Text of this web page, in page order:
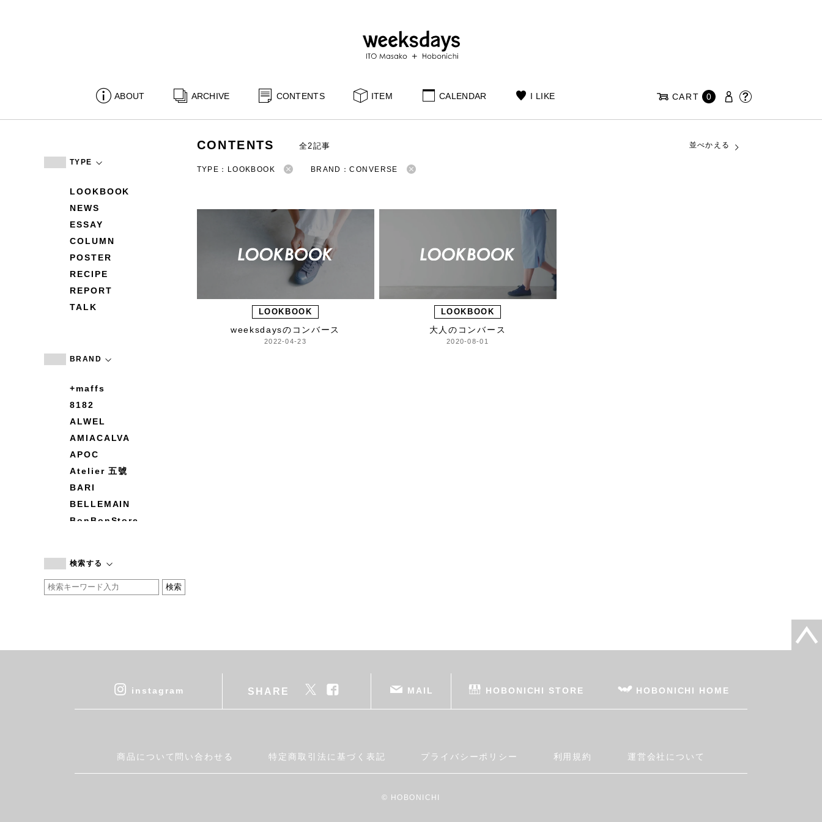
ABOUT ARCHIVE CONTENTS ITEM CALENDAR I LIKE CART 0
TYPE
LOOKBOOK
NEWS
ESSAY
COLUMN
POSTER
RECIPE
REPORT
TALK
BRAND
+maffs
8182
ALWEL
AMIACALVA
APOC
Atelier 五號
BARI
BELLEMAIN
BonBonStore
by basics
CATWORTH
cohan
DEAN & DELUCA
Fatima Morocco
検索する
CONTENTS 全2記事 並べかえる
TYPE：LOOKBOOK BRAND：CONVERSE
LOOKBOOK
weeksdaysのコンバース
2022-04-23
LOOKBOOK
大人のコンバース
2020-08-01
instagram SHARE MAIL HOBONICHI STORE HOBONICHI HOME
商品について問い合わせる 特定商取引法に基づく表記 プライバシーポリシー 利用規約 運営会社について
© HOBONICHI